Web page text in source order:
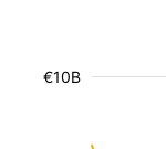
€10B